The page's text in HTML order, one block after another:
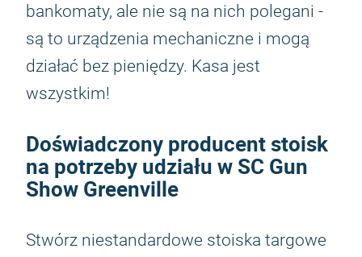
bankomaty, ale nie są na nich polegani -
są to urządzenia mechaniczne i mogą
działać bez pieniędzy. Kasa jest
wszystkim!
Doświadczony producent stoisk
na potrzeby udziału w SC Gun
Show Greenville
Stwórz niestandardowe stoiska targowe